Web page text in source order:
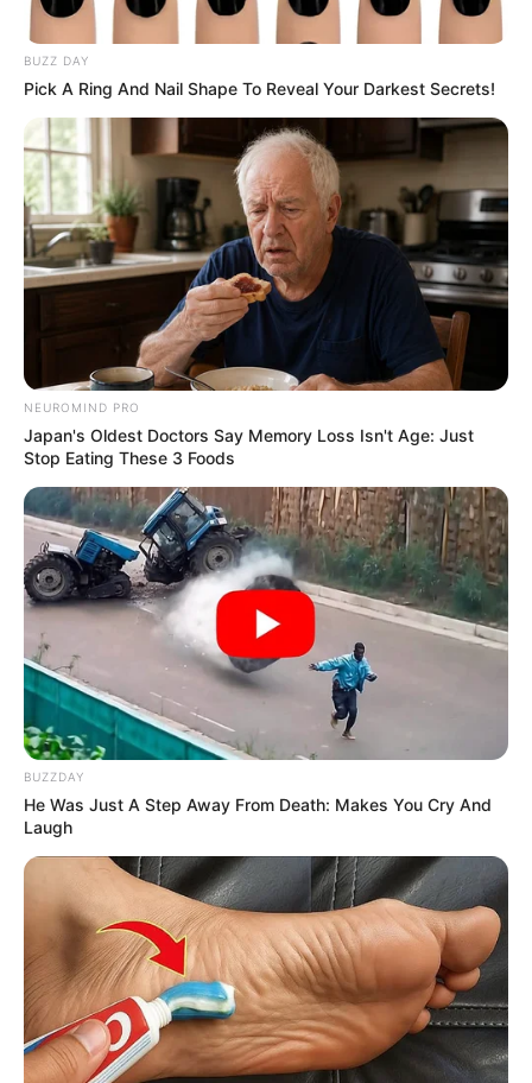
BUZZ DAY
Pick A Ring And Nail Shape To Reveal Your Darkest Secrets!
NEUROMIND PRO
Japan's Oldest Doctors Say Memory Loss Isn't Age: Just
Stop Eating These 3 Foods
BUZZDAY
He Was Just A Step Away From Death: Makes You Cry And
Laugh